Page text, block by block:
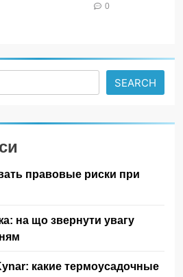
0
SEARCH
правовые риски при
на що звернути увагу
какие термоусадочные